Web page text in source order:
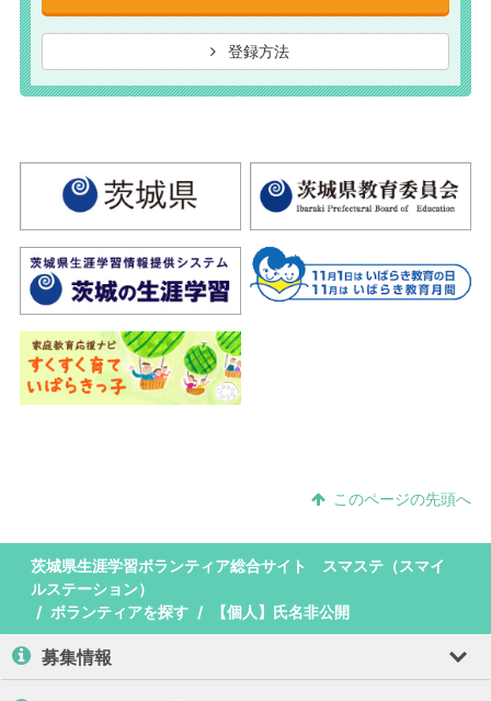
登録方法
このページの先頭へ
茨城県生涯学習ボランティア総合サイト スマステ（スマイ
ルステーション）
ボランティアを探す
【個人】氏名非公開
募集情報